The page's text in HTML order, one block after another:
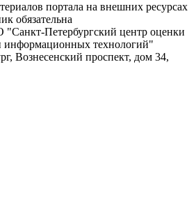
портала на внешних ресурсах
обязательна
Петербургский центр оценки
информационных технологий"
Вознесенский проспект, дом 34,